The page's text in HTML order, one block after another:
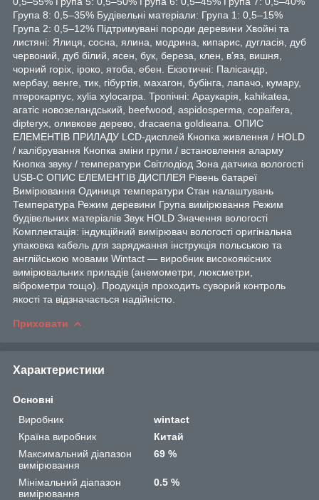
Група 8: 0,5–35% Будівельні матеріали: Група 1: 0,5–15%
Група 2: 0,5–12% Підтримувані породи деревини Хвойні та
листяні: Ялиця, сосна, ялина, модрина, кипарис, дугласія, дуб
червоний, дуб білий, ясен, бук, береза, клен, в’яз, вишня,
чорний горіх, іроко, ятоба, ебен. Екзотичні: Палісандр,
мербау, венге, тик, гібуртія, махагон, бубінга, лапачо, кумару,
птерокарпус, xylia xylocarpa. Тропічні: Араукарія, kahikatea,
агатіс новозеландський, beefwood, aspidosperma, copaifera,
dipteryx, оливкове дерево, dracaena goldieana. ОПИС
ЕЛЕМЕНТІВ ПРИЛАДУ LCD-дисплей Кнопка живлення / HOLD
/ калібрування Кнопка зміни групи / встановлення аларму
Кнопка звуку / температури Світлодіод Зона датчика вологості
USB-C ОПИС ЕЛЕМЕНТІВ ДИСПЛЕЯ Рівень батареї
Вимірювання Одиниця температури Стан налаштувань
Температура Режим деревини Група вимірювання Режим
будівельних матеріалів Звук HOLD Значення вологості
Комплектація: індукційний вимірювач вологості оригінальна
упаковка кабель для заряджання інструкція польською та
англійською мовами Wintact — виробник високоякісних
вимірювальних приладів (анемометри, люксметри,
віброметри тощо). Продукція проходить суворий контроль
якості та відзначається надійністю.
Приховати
Характеристики
Основні
Виробник
wintact
Країна виробник
Китай
Максимальний діапазон
вимірювання
69 %
Мінімальний діапазон
вимірювання
0.5 %